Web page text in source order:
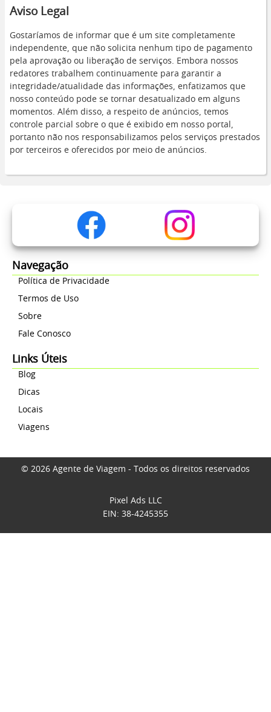
Aviso Legal
Gostaríamos de informar que é um site completamente
independente, que não solicita nenhum tipo de pagamento
pela aprovação ou liberação de serviços. Embora nossos
redatores trabalhem continuamente para garantir a
integridade/atualidade das informações, enfatizamos que
nosso conteúdo pode se tornar desatualizado em alguns
momentos. Além disso, a respeito de anúncios, temos
controle parcial sobre o que é exibido em nosso portal,
portanto não nos responsabilizamos pelos serviços prestados
por terceiros e oferecidos por meio de anúncios.
Navegação
Política de Privacidade
Termos de Uso
Sobre
Fale Conosco
Links Úteis
Blog
Dicas
Locais
Viagens
© 2026 Agente de Viagem - Todos os direitos reservados
Pixel Ads LLC
EIN: 38-4245355